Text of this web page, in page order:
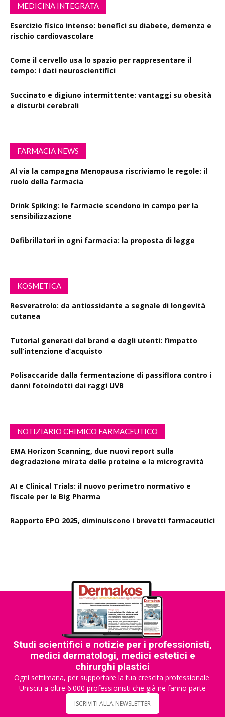
MEDICINA INTEGRATA
Esercizio fisico intenso: benefici su diabete, demenza e
rischio cardiovascolare
Come il cervello usa lo spazio per rappresentare il
tempo: i dati neuroscientifici
Succinato e digiuno intermittente: vantaggi su obesità
e disturbi cerebrali
FARMACIA NEWS
Al via la campagna Menopausa riscriviamo le regole: il
ruolo della farmacia
Drink Spiking: le farmacie scendono in campo per la
sensibilizzazione
Defibrillatori in ogni farmacia: la proposta di legge
KOSMETICA
Resveratrolo: da antiossidante a segnale di longevità
cutanea
Tutorial generati dal brand e dagli utenti: l’impatto
sull’intenzione d’acquisto
Polisaccaride dalla fermentazione di passiflora contro i
danni fotoindotti dai raggi UVB
NOTIZIARIO CHIMICO FARMACEUTICO
EMA Horizon Scanning, due nuovi report sulla
degradazione mirata delle proteine e la microgravità
AI e Clinical Trials: il nuovo perimetro normativo e
fiscale per le Big Pharma
Rapporto EPO 2025, diminuiscono i brevetti farmaceutici
Studi scientifici e notizie per i professionisti,
medici dermatologi, medici estetici e
chirurghi plastici
Ogni settimana, per supportare la tua crescita professionale.
Unisciti a oltre 6.000 professionisti che già ne fanno parte
ISCRIVITI ALLA NEWSLETTER